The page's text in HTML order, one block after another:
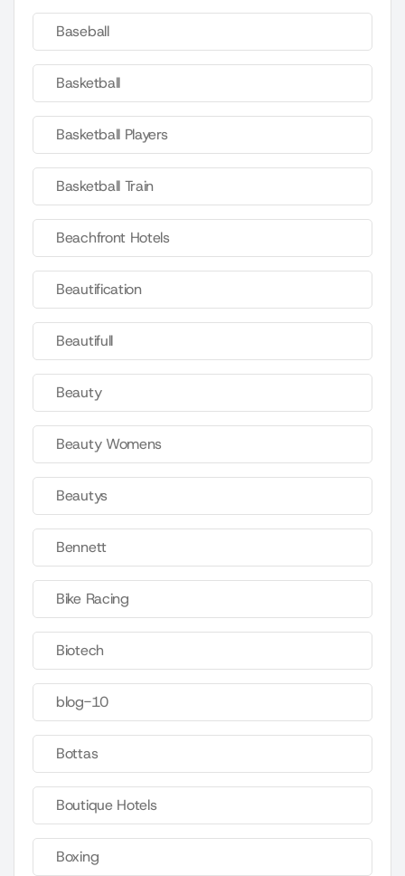
Baseball
Basketball
Basketball Players
Basketball Train
Beachfront Hotels
Beautification
Beautifull
Beauty
Beauty Womens
Beautys
Bennett
Bike Racing
Biotech
blog-10
Bottas
Boutique Hotels
Boxing